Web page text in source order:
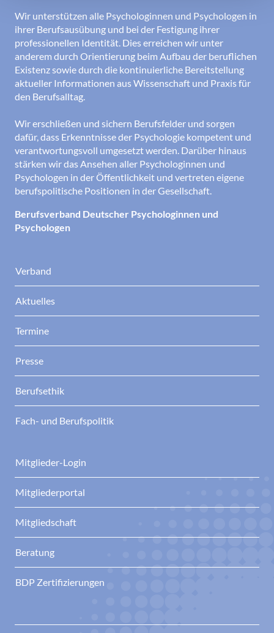
Wir unterstützen alle Psychologinnen und Psychologen in
ihrer Berufsausübung und bei der Festigung ihrer
professionellen Identität. Dies erreichen wir unter
anderem durch Orientierung beim Aufbau der beruflichen
Existenz sowie durch die kontinuierliche Bereitstellung
aktueller Informationen aus Wissenschaft und Praxis für
den Berufsalltag.
Wir erschließen und sichern Berufsfelder und sorgen
dafür, dass Erkenntnisse der Psychologie kompetent und
verantwortungsvoll umgesetzt werden. Darüber hinaus
stärken wir das Ansehen aller Psychologinnen und
Psychologen in der Öffentlichkeit und vertreten eigene
berufspolitische Positionen in der Gesellschaft.
Berufsverband Deutscher Psychologinnen und
Psychologen
Verband
Aktuelles
Termine
Presse
Berufsethik
Fach- und Berufspolitik
Mitglieder-Login
Mitgliederportal
Mitgliedschaft
Beratung
BDP Zertifizierungen